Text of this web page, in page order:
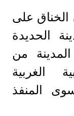
على
الحديدة
من
الغربية
المنفذ